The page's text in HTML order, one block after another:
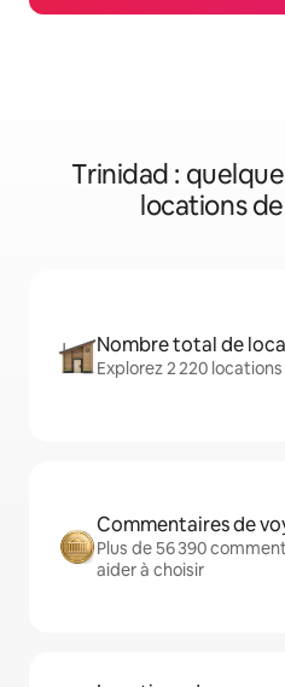
Trinidad :
locations
Nombre total de
Explorez 2 220
Commentaires de
Plus de 56 390
aider à choisir